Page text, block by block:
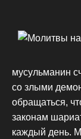
мусульманин
со злыми
обращаться,
законам
каждый день.